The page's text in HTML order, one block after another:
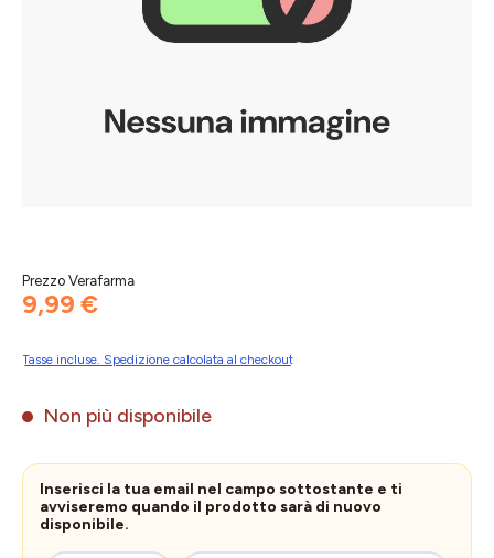
Prezzo Verafarma
9,99 €
Tasse incluse. Spedizione calcolata al checkout
Non più disponibile
Inserisci la tua email nel campo sottostante e ti
avviseremo quando il prodotto sarà di nuovo
disponibile.